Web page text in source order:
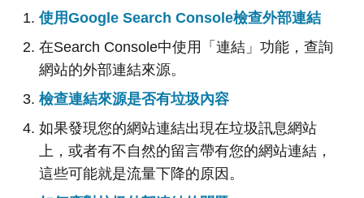
使用Google Search Console檢查外部連結
在Search Console中使用「連結」功能，查詢
網站的外部連結來源。
檢查連結來源是否有垃圾內容
如果發現您的網站連結出現在垃圾訊息網站
上，或者有不自然的留言帶有您的網站連結，
這些可能就是流量下降的原因。